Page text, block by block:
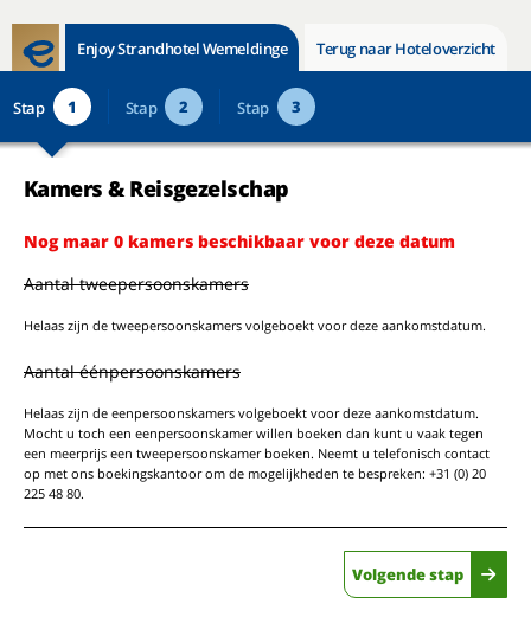
Enjoy Strandhotel Wemeldinge Terug naar Hoteloverzicht
Stap 1 Stap 2 Stap 3
Kamers & Reisgezelschap
Nog maar 0 kamers beschikbaar voor deze datum
Aantal tweepersoonskamers
Helaas zijn de tweepersoonskamers volgeboekt voor deze aankomstdatum.
Aantal éénpersoonskamers
Helaas zijn de eenpersoonskamers volgeboekt voor deze aankomstdatum.
Mocht u toch een eenpersoonskamer willen boeken dan kunt u vaak tegen
een meerprijs een tweepersoonskamer boeken. Neemt u telefonisch contact
op met ons boekingskantoor om de mogelijkheden te bespreken: +31 (0) 20
225 48 80.
Volgende stap